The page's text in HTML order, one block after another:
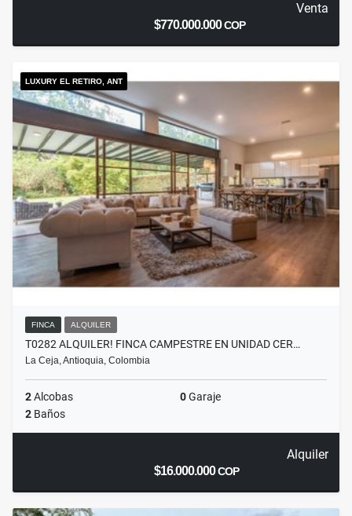
Venta
$770.000.000COP
LUXURY EL RETIRO, ANT
FINCA ALQUILER
T0282 ALQUILER! FINCA CAMPESTRE EN UNIDAD CER…
La Ceja, Antioquia, Colombia
2Alcobas 0Garaje
2 Baños
Alquiler
$16.000.000COP